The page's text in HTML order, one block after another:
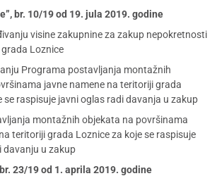
br. 10/19 od 19. jula 2019. godine
visine zakupnine za zakup nepokretnosti
Loznice
Programa postavljanja montažnih
javne namene na teritoriji grada
se raspisuje javni oglas radi davanja u zakup
montažnih objekata na površinama
teritoriji grada Loznice za koje se raspisuje
davanju u zakup
23/19 od 1. aprila 2019. godine